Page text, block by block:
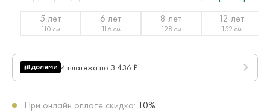
5 лет
110 см
6 лет
116 см
8 лет
128 см
12 лет
152 см
4 платежа по 3 436 ₽
При онлайн оплате скидка: 10%